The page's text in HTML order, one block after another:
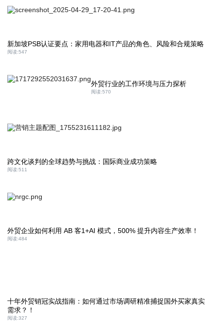
新加坡PSB认证要点：家用电器和IT产品的角色、风险和合规策略
阅读:547
外贸行业的工作环境与压力探析
阅读:570
跨文化谈判的全球趋势与挑战：国际商业成功策略
阅读:511
外贸企业如何利用 AB 客1+AI 模式，500% 提升内容生产效率！
阅读:484
十年外贸销冠实战指南：如何通过市场调研精准捕捉国外买家真实
需求？！
阅读:327